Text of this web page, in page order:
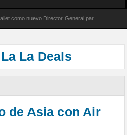
nuevo Director General para América Latina
La Deals
de Asia con Air